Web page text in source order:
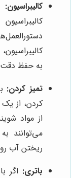
کالیبراسیون:
به حفظ
تمیز کردن:
کردن، از یک
از مواد
می‌توانند
ریختن آب
باتری: اگر